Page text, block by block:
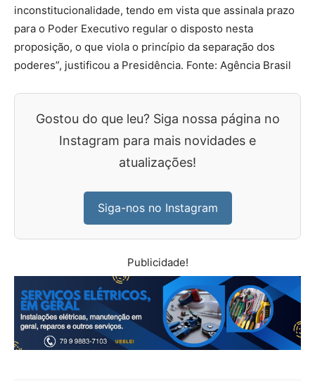
inconstitucionalidade, tendo em vista que assinala prazo
para o Poder Executivo regular o disposto nesta
proposição, o que viola o princípio da separação dos
poderes”, justificou a Presidência. Fonte: Agência Brasil
Gostou do que leu? Siga nossa página no
Instagram para mais novidades e
atualizações!
Siga-nos no Instagram
Publicidade!